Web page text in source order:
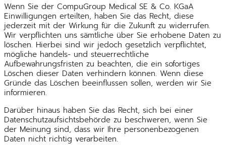
Wenn Sie der CompuGroup Medical SE & Co. KGaA
Einwilligungen erteilten, haben Sie das Recht, diese
jederzeit mit der Wirkung für die Zukunft zu widerrufen.
Wir verpflichten uns sämtliche über Sie erhobene Daten zu
löschen. Hierbei sind wir jedoch gesetzlich verpflichtet,
mögliche handels- und steuerrechtliche
Aufbewahrungsfristen zu beachten, die ein sofortiges
Löschen dieser Daten verhindern können. Wenn diese
Gründe das Löschen beeinflussen sollen, werden wir Sie
informieren.
Darüber hinaus haben Sie das Recht, sich bei einer
Datenschutzaufsichtsbehörde zu beschweren, wenn Sie
der Meinung sind, dass wir Ihre personenbezogenen
Daten nicht richtig verarbeiten.